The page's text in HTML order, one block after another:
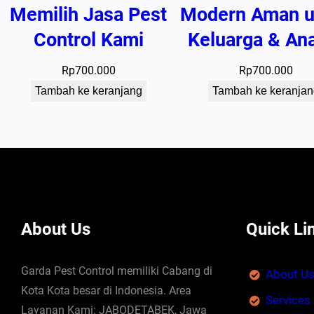
Memilih Jasa Pest
Control Kami
Rp700.000
Tambah ke keranjang
Modern Aman
Keluarga &
Rp700.000
Tambah ke
About Us
Garda Pest Control memiliki Cabang di
Kota Kota besar di Indonesia. Area
Layanan Kami: JABODETABEK, Jawa
Quick
About Us
Services